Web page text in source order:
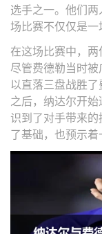
选手之一。他们
场比赛不仅仅是一
在这场比赛中，两
尽管费德勒当时被
以直落三盘战胜
之后，纳达尔开
识到了对手带来
了基础，也预示着